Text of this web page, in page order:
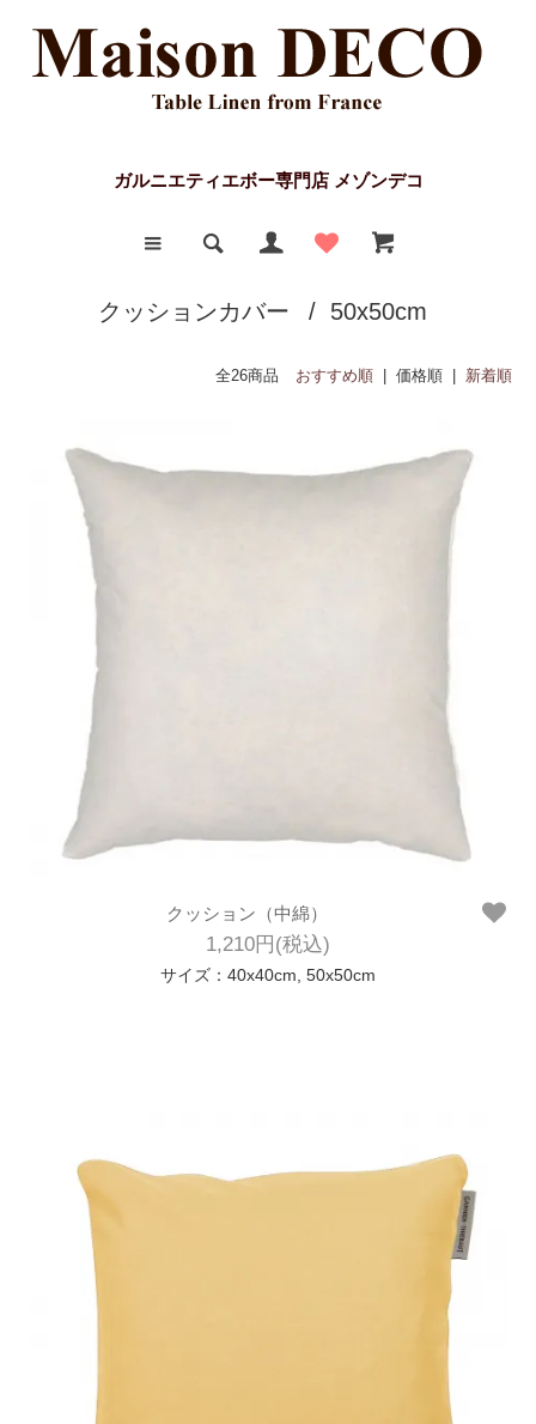
ガルニエティエボー専門店 メゾンデコ
クッションカバー / 50x50cm
全26商品 おすすめ順 | 価格順 | 新着順
クッション（中綿）
1,210円(税込)
サイズ：40x40cm, 50x50cm